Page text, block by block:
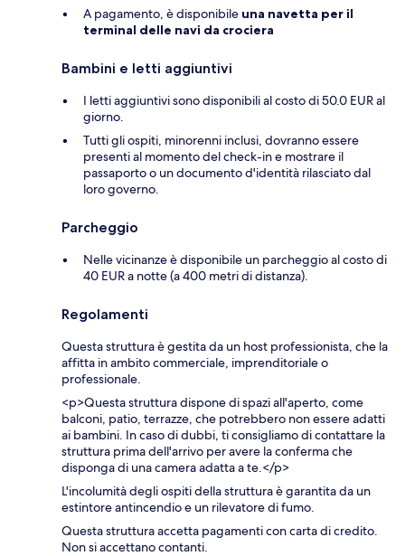
A pagamento, è disponibile una navetta per il
terminal delle navi da crociera
Bambini e letti aggiuntivi
I letti aggiuntivi sono disponibili al costo di 50.0 EUR al
giorno.
Tutti gli ospiti, minorenni inclusi, dovranno essere
presenti al momento del check-in e mostrare il
passaporto o un documento d'identità rilasciato dal
loro governo.
Parcheggio
Nelle vicinanze è disponibile un parcheggio al costo di
40 EUR a notte (a 400 metri di distanza).
Regolamenti
Questa struttura è gestita da un host professionista, che la
affitta in ambito commerciale, imprenditoriale o
professionale.
<p>Questa struttura dispone di spazi all'aperto, come
balconi, patio, terrazze, che potrebbero non essere adatti
ai bambini. In caso di dubbi, ti consigliamo di contattare la
struttura prima dell'arrivo per avere la conferma che
disponga di una camera adatta a te.</p>
L'incolumità degli ospiti della struttura è garantita da un
estintore antincendio e un rilevatore di fumo.
Questa struttura accetta pagamenti con carta di credito.
Non si accettano contanti.